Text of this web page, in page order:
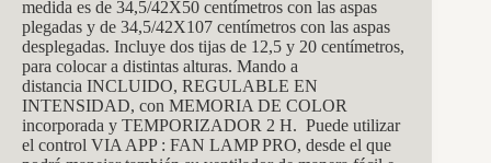
medida es de 34,5/42X50 centímetros con las aspas
plegadas y de 34,5/42X107 centímetros con las aspas
desplegadas. Incluye dos tijas de 12,5 y 20 centímetros,
para colocar a distintas alturas. Mando a
distancia INCLUIDO, REGULABLE EN
INTENSIDAD, con MEMORIA DE COLOR
incorporada y TEMPORIZADOR 2 H. Puede utilizar
el control VIA APP : FAN LAMP PRO, desde el que